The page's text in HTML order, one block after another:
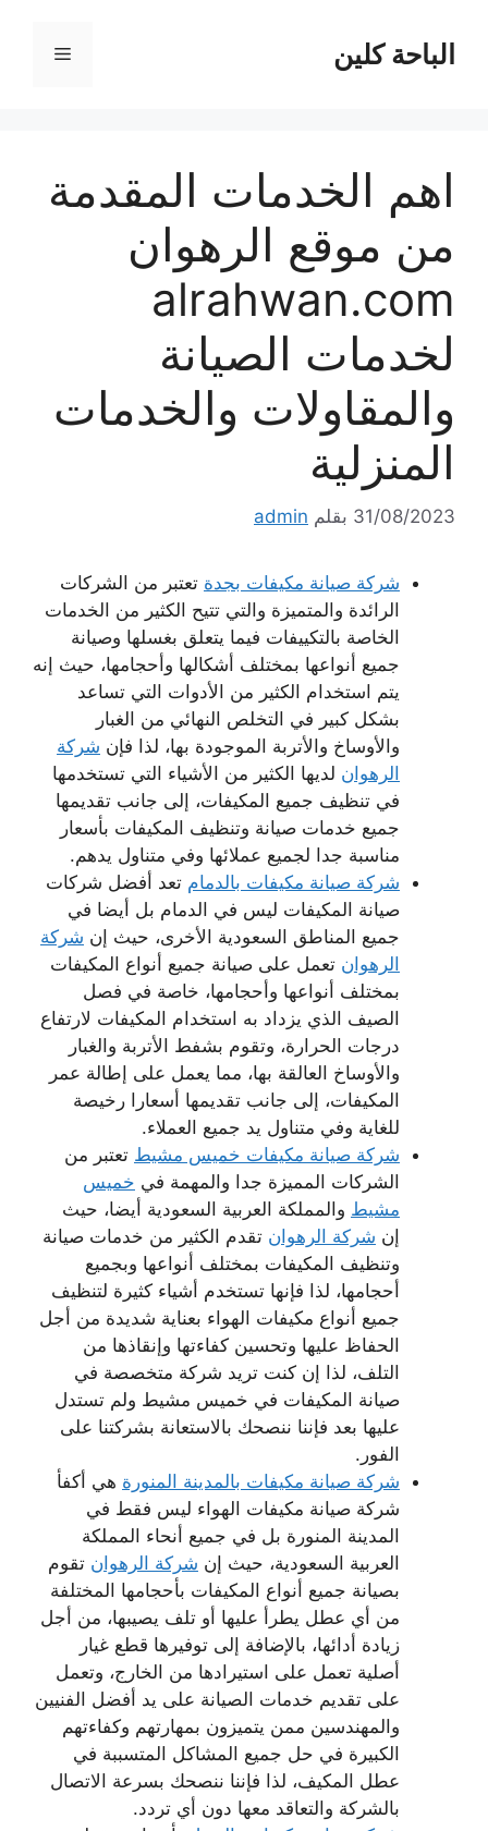
المحتوىالباحة كلين القائمة
اهم الخدمات المقدمة
من موقع الرهوان
alrahwan.com
لخدمات الصيانة
والمقاولات والخدمات
المنزلية
31/08/2023 بقلم admin
شركة صيانة مكيفات بجدة تعتبر من الشركات
الرائدة والمتميزة والتي تتيح الكثير من الخدمات
الخاصة بالتكييفات فيما يتعلق بغسلها وصيانة
جميع أنواعها بمختلف أشكالها وأحجامها، حيث إنه
يتم استخدام الكثير من الأدوات التي تساعد
بشكل كبير في التخلص النهائي من الغبار
والأوساخ والأتربة الموجودة بها، لذا فإن شركة
الرهوان لديها الكثير من الأشياء التي تستخدمها
في تنظيف جميع المكيفات، إلى جانب تقديمها
جميع خدمات صيانة وتنظيف المكيفات بأسعار
مناسبة جدا لجميع عملائها وفي متناول يدهم.
شركة صيانة مكيفات بالدمام تعد أفضل شركات
صيانة المكيفات ليس في الدمام بل أيضا في
جميع المناطق السعودية الأخرى، حيث إن شركة
الرهوان تعمل على صيانة جميع أنواع المكيفات
بمختلف أنواعها وأحجامها، خاصة في فصل
الصيف الذي يزداد به استخدام المكيفات لارتفاع
درجات الحرارة، وتقوم بشفط الأتربة والغبار
والأوساخ العالقة بها، مما يعمل على إطالة عمر
المكيفات، إلى جانب تقديمها أسعارا رخيصة
للغاية وفي متناول يد جميع العملاء.
شركة صيانة مكيفات خميس مشيط تعتبر من
الشركات المميزة جدا والمهمة في خميس
مشيط والمملكة العربية السعودية أيضا، حيث
إن شركة الرهوان تقدم الكثير من خدمات صيانة
وتنظيف المكيفات بمختلف أنواعها وبجميع
أحجامها، لذا فإنها تستخدم أشياء كثيرة لتنظيف
جميع أنواع مكيفات الهواء بعناية شديدة من أجل
الحفاظ عليها وتحسين كفاءتها وإنقاذها من
التلف، لذا إن كنت تريد شركة متخصصة في
صيانة المكيفات في خميس مشيط ولم تستدل
عليها بعد فإننا ننصحك بالاستعانة بشركتنا على
الفور.
شركة صيانة مكيفات بالمدينة المنورة هي أكفأ
شركة صيانة مكيفات الهواء ليس فقط في
المدينة المنورة بل في جميع أنحاء المملكة
العربية السعودية، حيث إن شركة الرهوان تقوم
بصيانة جميع أنواع المكيفات بأحجامها المختلفة
من أي عطل يطرأ عليها أو تلف يصيبها، من أجل
زيادة أدائها، بالإضافة إلى توفيرها قطع غيار
أصلية تعمل على استيرادها من الخارج، وتعمل
على تقديم خدمات الصيانة على يد أفضل الفنيين
والمهندسين ممن يتميزون بمهارتهم وكفاءتهم
الكبيرة في حل جميع المشاكل المتسببة في
عطل المكيف، لذا فإننا ننصحك بسرعة الاتصال
بالشركة والتعاقد معها دون أي تردد.